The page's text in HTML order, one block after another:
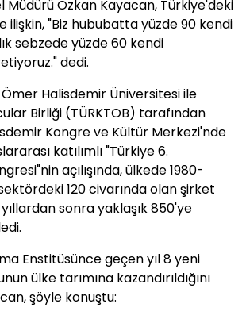
Müdürü Özkan Kayacan, Türkiye'deki
ilişkin, "Biz hububatta yüzde 90 kendi
sebzede yüzde 60 kendi
dedi.
Halisdemir Üniversitesi ile
Birliği (TÜRKTOB) tarafından
Kongre ve Kültür Merkezi'nde
katılımlı "Türkiye 6.
açılışında, ülkede 1980-
120 civarında olan şirket
yıllardan sonra yaklaşık 850'ye
Enstitüsünce geçen yıl 8 yeni
ülke tarımına kazandırıldığını
şöyle konuştu: